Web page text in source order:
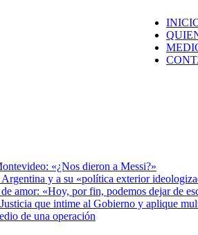
«¿Nos dieron a Messi?»
y a su «política exterior
amor: «Hoy, por fin, podemos dejar de
que intime al Gobierno y aplique
de una operación